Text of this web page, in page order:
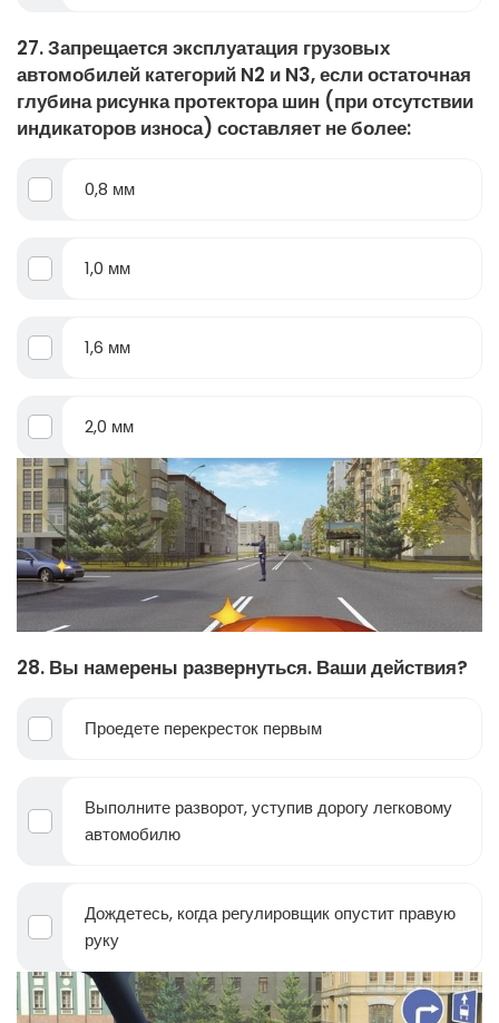
27. Запрещается эксплуатация грузовых
автомобилей категорий N2 и N3, если остаточная
глубина рисунка протектора шин (при отсутствии
индикаторов износа) составляет не более:
0,8 мм
1,0 мм
1,6 мм
2,0 мм
28. Вы намерены развернуться. Ваши действия?
Проедете перекресток первым
Выполните разворот, уступив дорогу легковому
автомобилю
Дождетесь, когда регулировщик опустит правую
руку